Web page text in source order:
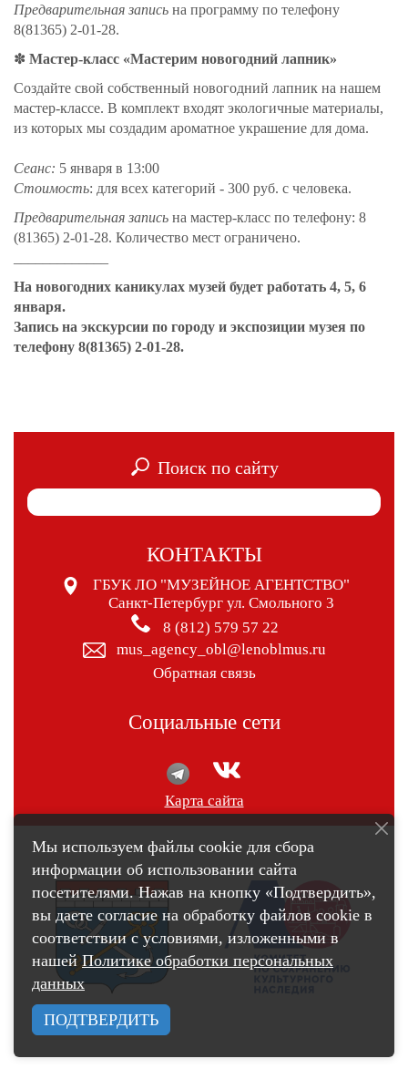
Предварительная запись на программу по телефону
8(81365) 2-01-28.
✽ Мастер-класс «Мастерим новогодний лапник»
Создайте свой собственный новогодний лапник на нашем
мастер-классе. В комплект входят экологичные материалы,
из которых мы создадим ароматное украшение для дома.
Сеанс: 5 января в 13:00
Стоимость: для всех категорий - 300 руб. с человека.
Предварительная запись на мастер-класс по телефону: 8
(81365) 2-01-28. Количество мест ограничено.
На новогодних каникулах музей будет работать 4, 5, 6
января.
Запись на экскурсии по городу и экспозиции музея по
телефону 8(81365) 2-01-28.
Поиск по сайту
КОНТАКТЫ
ГБУК ЛО "МУЗЕЙНОЕ АГЕНТСТВО"
Санкт-Петербург ул. Смольного 3
8 (812) 579 57 22
mus_agency_obl@lenoblmus.ru
Обратная связь
Социальные сети
Карта сайта
счетчик pro.culture.ru
Мы используем файлы cookie для сбора
информации об использовании сайта
посетителями. Нажав на кнопку «Подтвердить»,
вы даете согласие на обработку файлов cookie в
соответствии с условиями, изложенными в
нашей Политике обработки персональных
данных
ПОДТВЕРДИТЬ